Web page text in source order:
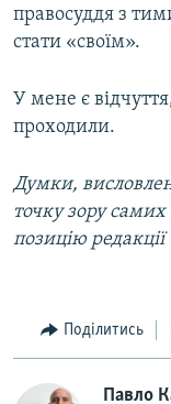
правосуддя з
стати «своїм».
У мене є
проходили.
Думки,
точку зору
позицію редакції
Поділитись
Павло